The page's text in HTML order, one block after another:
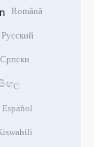
Română
Русский
Српски
Español